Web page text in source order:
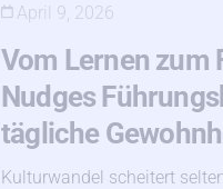
April 9, 2026
Vom Lernen zum
Nudges
tägliche
Kulturwandel scheitert